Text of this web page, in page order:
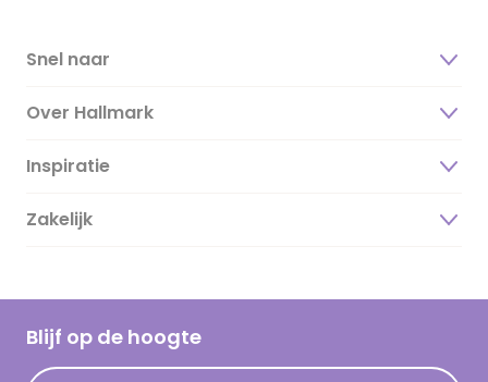
Snel naar
Over Hallmark
Over ons
Duurzaamheid
Hallmark Kaartclub
Acties
Inspiratie
Magazine
Cadeau inspiratie
Kaartinspiratie
Zakelijk
Blijf op de hoogte